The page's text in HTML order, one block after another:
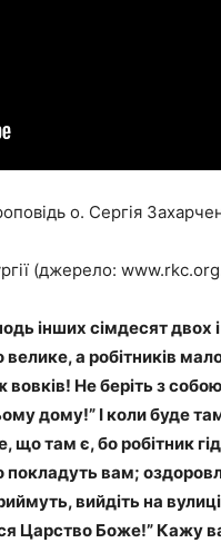
о. Сергія
(джерело:
інших сімдесят двох
а робітників
Не беріть з собою
дому!” І коли буде
що там є, бо робітник
вам;
вийдіть на
Царство Боже!” Кажу